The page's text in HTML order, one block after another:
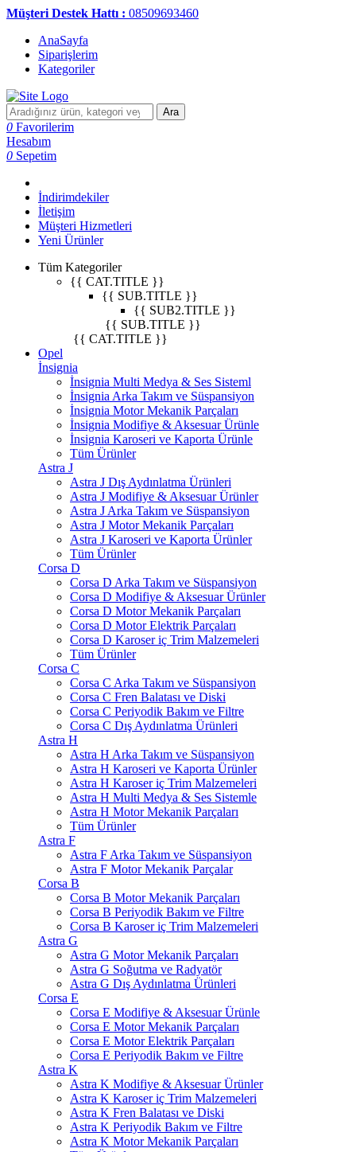
Müşteri Destek Hattı : 08509693460
AnaSayfa
Siparişlerim
Kategoriler
Ara
0 Favorilerim
Hesabım
0 Sepetim
İndirimdekiler
İletişim
Müşteri Hizmetleri
Yeni Ürünler
Tüm Kategoriler
{{ CAT.TITLE }}
{{ SUB.TITLE }}
{{ SUB2.TITLE }}
{{ SUB.TITLE }}
{{ CAT.TITLE }}
Opel
İnsignia
İnsignia Multi Medya & Ses Sisteml
İnsignia Arka Takım ve Süspansiyon
İnsignia Motor Mekanik Parçaları
İnsignia Modifiye & Aksesuar Ürünle
İnsignia Karoseri ve Kaporta Ürünle
Tüm Ürünler
Astra J
Astra J Dış Aydınlatma Ürünleri
Astra J Modifiye & Aksesuar Ürünler
Astra J Arka Takım ve Süspansiyon
Astra J Motor Mekanik Parçaları
Astra J Karoseri ve Kaporta Ürünler
Tüm Ürünler
Corsa D
Corsa D Arka Takım ve Süspansiyon
Corsa D Modifiye & Aksesuar Ürünler
Corsa D Motor Mekanik Parçaları
Corsa D Motor Elektrik Parçaları
Corsa D Karoser iç Trim Malzemeleri
Tüm Ürünler
Corsa C
Corsa C Arka Takım ve Süspansiyon
Corsa C Fren Balatası ve Diski
Corsa C Periyodik Bakım ve Filtre
Corsa C Dış Aydınlatma Ürünleri
Astra H
Astra H Arka Takım ve Süspansiyon
Astra H Karoseri ve Kaporta Ürünler
Astra H Karoser iç Trim Malzemeleri
Astra H Multi Medya & Ses Sistemle
Astra H Motor Mekanik Parçaları
Tüm Ürünler
Astra F
Astra F Arka Takım ve Süspansiyon
Astra F Motor Mekanik Parçalar
Corsa B
Corsa B Motor Mekanik Parçaları
Corsa B Periyodik Bakım ve Filtre
Corsa B Karoser iç Trim Malzemeleri
Astra G
Astra G Motor Mekanik Parçaları
Astra G Soğutma ve Radyatör
Astra G Dış Aydınlatma Ürünleri
Corsa E
Corsa E Modifiye & Aksesuar Ürünle
Corsa E Motor Mekanik Parçaları
Corsa E Motor Elektrik Parçaları
Corsa E Periyodik Bakım ve Filtre
Astra K
Astra K Modifiye & Aksesuar Ürünler
Astra K Karoser iç Trim Malzemeleri
Astra K Fren Balatası ve Diski
Astra K Periyodik Bakım ve Filtre
Astra K Motor Mekanik Parçaları